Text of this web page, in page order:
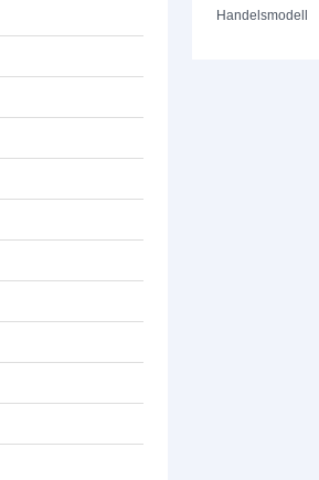
Handelsmodell